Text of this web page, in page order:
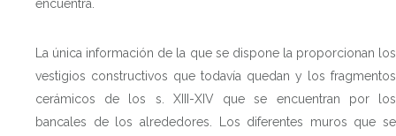
encuentra.
La única información de la que se dispone la proporcionan los
vestigios constructivos que todavía quedan y los fragmentos
cerámicos de los s. XIII-XIV que se encuentran por los
bancales de los alrededores. Los diferentes muros que se